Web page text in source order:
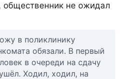
общественник не ожидал
в поликлинику
обязали. В первый
в очереди на сдачу
Ходил, ходил, на